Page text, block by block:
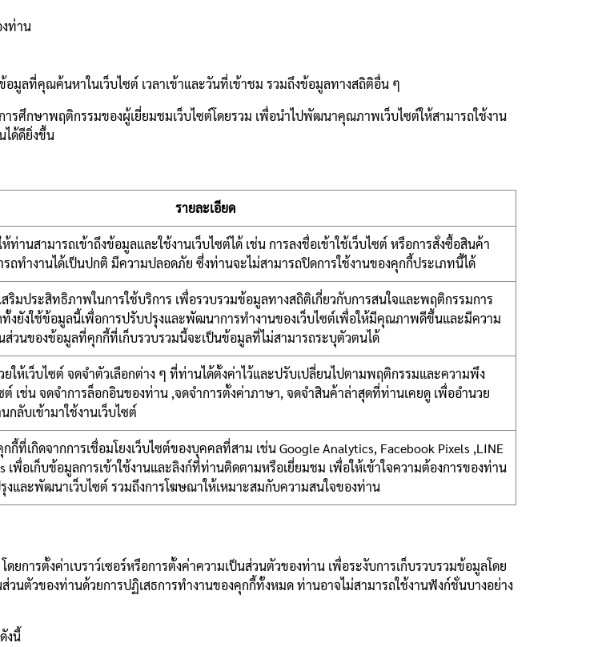
ท่าน
มูลที่คุณค้นหาในเว็บไซต์ เวลาเข้าและวันที่เข้าชม รวมถึงข้อมูลทางสถิติอื่น ๆ
รศึกษาพฤติกรรมของผู้เยี่ยมชมเว็บไซต์โดยรวม เพื่อนำไปพัฒนาคุณภาพเว็บไซต์ให้สามารถใช้งาน
ได้ดียิ่งขึ้น
รายละเอียด
ท่านสามารถเข้าถึงข้อมูลและใช้งานเว็บไซต์ได้ เช่น การลงชื่อเข้าใช้เว็บไซต์ หรือการสั่งซื้อสินค้า
รถทำงานได้เป็นปกติ มีความปลอดภัย ซึ่งท่านจะไม่สามารถปิดการใช้งานของคุกกี้ประเภทนี้ได้
ริมประสิทธิภาพในการใช้บริการ เพื่อรวบรวมข้อมูลทางสถิติเกี่ยวกับการสนใจและพฤติกรรมการ
ทั้งยังใช้ข้อมูลนี้เพื่อการปรับปรุงและพัฒนาการทำงานของเว็บไซต์เพื่อให้มีคุณภาพดีขึ้นและมีความ
ส่วนของข้อมูลที่คุกกี้ที่เก็บรวบรวมนี้จะเป็นข้อมูลที่ไม่สามารถระบุตัวตนได้
ให้เว็บไซต์ จดจำตัวเลือกต่าง ๆ ที่ท่านได้ตั้งค่าไว้และปรับเปลี่ยนไปตามพฤติกรรมและความพึง
ต์ เช่น จดจำการล็อกอินของท่าน ,จดจำการตั้งค่าภาษา, จดจำสินค้าล่าสุดที่ท่านเคยดู เพื่ออำนวย
กลับเข้ามาใช้งานเว็บไซต์
กี้ที่เกิดจากการเชื่อมโยงเว็บไซต์ของบุคคลที่สาม เช่น Google Analytics, Facebook Pixels ,LINE
เพื่อเก็บข้อมูลการเข้าใช้งานและลิงก์ที่ท่านติดตามหรือเยี่ยมชม เพื่อให้เข้าใจความต้องการของท่าน
งและพัฒนาเว็บไซต์ รวมถึงการโฆษณาให้เหมาะสมกับความสนใจของท่าน
การตั้งค่าเบราว์เซอร์หรือการตั้งค่าความเป็นส่วนตัวของท่าน เพื่อระงับการเก็บรวบรวมข้อมูลโดย
วนตัวของท่านด้วยการปฏิเสธการทำงานของคุกกี้ทั้งหมด ท่านอาจไม่สามารถใช้งานฟังก์ชั่นบางอย่าง
งนี้